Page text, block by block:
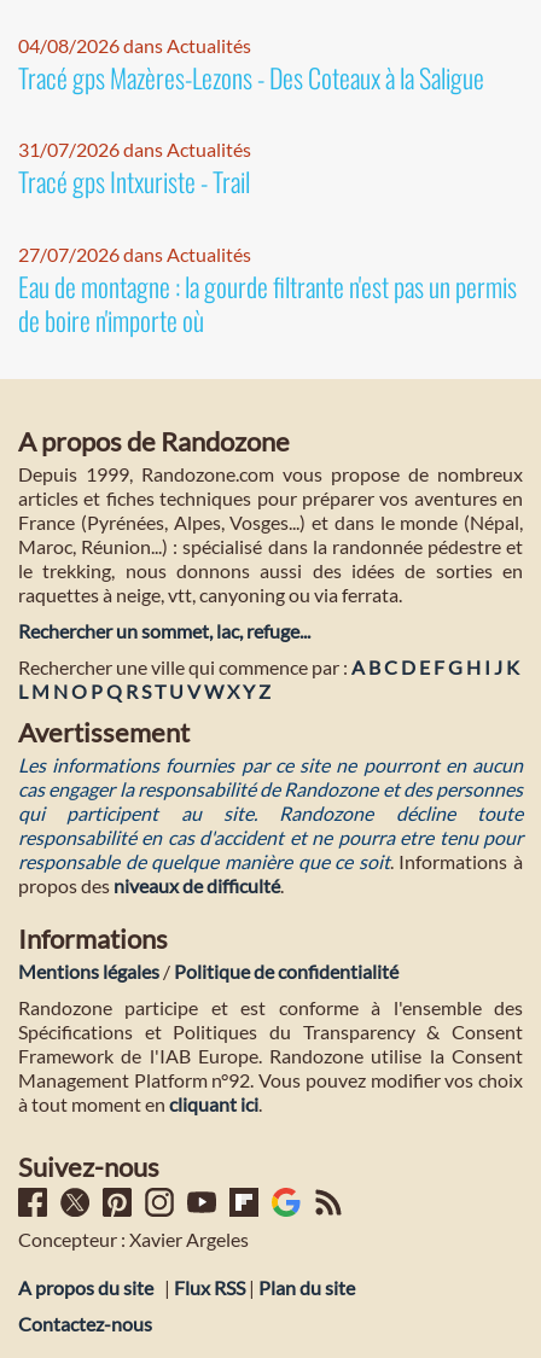
04/08/2026 dans Actualités
Tracé gps Mazères-Lezons - Des Coteaux à la Saligue
31/07/2026 dans Actualités
Tracé gps Intxuriste - Trail
27/07/2026 dans Actualités
Eau de montagne : la gourde filtrante n'est pas un permis
de boire n'importe où
A propos de Randozone
Depuis 1999, Randozone.com vous propose de nombreux
articles et fiches techniques pour préparer vos aventures en
France (Pyrénées, Alpes, Vosges...) et dans le monde (Népal,
Maroc, Réunion...) : spécialisé dans la randonnée pédestre et
le trekking, nous donnons aussi des idées de sorties en
raquettes à neige, vtt, canyoning ou via ferrata.
Rechercher un sommet, lac, refuge...
Rechercher une ville qui commence par : A BC D E FG H I J K
L M NO PQ RST U VWXYZ
Avertissement
Les informations fournies par ce site ne pourront en aucun
cas engager la responsabilité de Randozone et des personnes
qui participent au site. Randozone décline toute
responsabilité en cas d'accident et ne pourra etre tenu pour
responsable de quelque manière que ce soit. Informations à
propos des niveaux de difficulté.
Informations
Mentions légales / Politique de confidentialité
Randozone participe et est conforme à l'ensemble des
Spécifications et Politiques du Transparency & Consent
Framework de l'IAB Europe. Randozone utilise la Consent
Management Platform n°92. Vous pouvez modifier vos choix
à tout moment en cliquant ici.
Suivez-nous
Concepteur : Xavier Argeles
A propos du site | Flux RSS| Plan du site
Contactez-nous